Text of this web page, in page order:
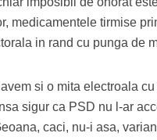
medicamentele tirmise
in rand cu punga de
si o mita electroala
sigur ca PSD nu l-ar
caci, nu-i asa,